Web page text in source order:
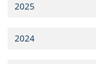
2025
2024